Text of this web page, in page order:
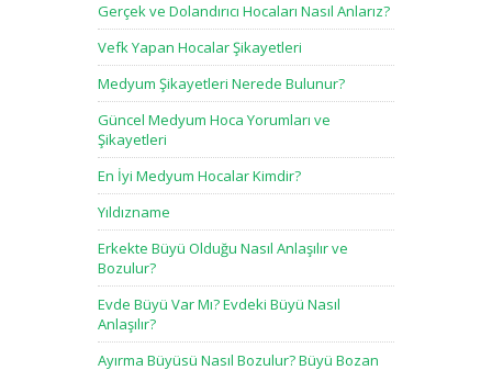
Gerçek ve Dolandırıcı Hocaları Nasıl Anlarız?
Vefk Yapan Hocalar Şikayetleri
Medyum Şikayetleri Nerede Bulunur?
Güncel Medyum Hoca Yorumları ve
Şikayetleri
En İyi Medyum Hocalar Kimdir?
Yıldızname
Erkekte Büyü Olduğu Nasıl Anlaşılır ve
Bozulur?
Evde Büyü Var Mı? Evdeki Büyü Nasıl
Anlaşılır?
Ayırma Büyüsü Nasıl Bozulur? Büyü Bozan